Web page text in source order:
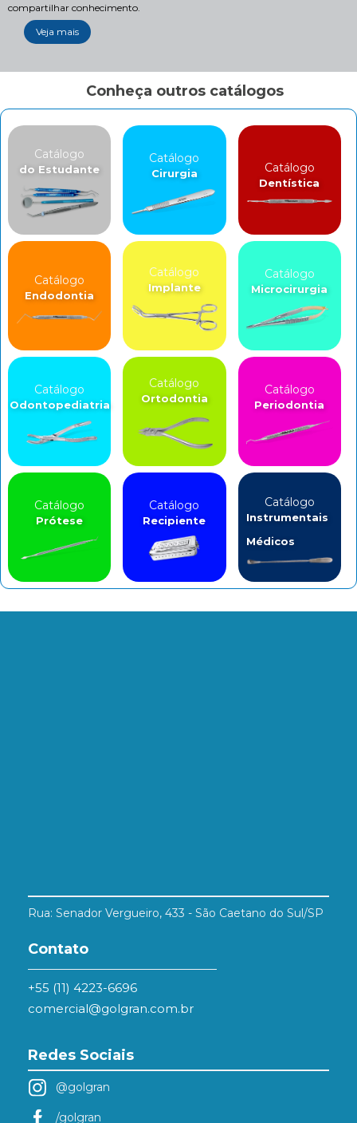
compartilhar conhecimento.
Veja mais
Conheça outros catálogos
Catálogo
do Estudante
Catálogo
Cirurgia Catálogo
Dentística
Catálogo
Endodontia
Catálogo
Implante
Catálogo
Microcirurgia
Catálogo
Odontopediatria
Catálogo
Ortodontia
Catálogo
Periodontia
Catálogo
Prótese
Catálogo
Recipiente
Catálogo
Instrumentais
Médicos
Rua: Senador Vergueiro, 433 - São Caetano do Sul/SP
Contato
+55 (11) 4223-6696
comercial@golgran.com.br
Redes Sociais
@golgran
/golgran